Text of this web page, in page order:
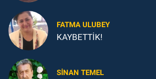
FATMA ULUBEY
KAYBETTİK!
SINAN TEMEL